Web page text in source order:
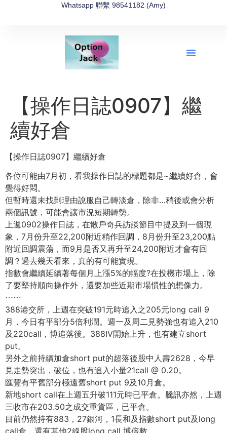
Whatsapp 聯繫 98541182 (Amy)
【操作日誌0907】繼
續好倉
【操作日誌0907】繼續好倉
各位可能由7月初，看我操作日誌的標題都是~繼續好倉，會
覺得好悶。
但暫時還未找到理由說服自己轉淡倉，除非…稍後或會分析
兩個訊號，可能會讓市況短期轉勢。
上週0902操作日誌，在散戶奇兵訪談節目中提及到一個現
象，7月份升至22,200附近稍作回調，8月份升至23,200點
附近回調震蕩，而9月是否又再升至24,200附近才會有回
調？過去幾天看來，真的有可能實現。
指數會繼續延續著每個月上漲5%的幅度?在投機市場上，除
了要堅持順向操作外，還要加些近期市場慣性的想像力。
⋯⋯
388港交所，上週在突破191元時追入之205元long call 9
月，今日有平部分5倍利潤。週一及周二見勢強也有追入210
及220call，博追落後。388IV開始上升，也有建立short
put。
另外之前持續加倉short put的超落後股中人壽2628，今早
見走勢突出，破位，也有追入小量21call @ 0.20。
匯豐有平舊部分極遠舊short put 9及10月倉。
新地short call在上週五升破111元時已平倉。騰訊亦然，上週
三收市在203.50之成交重貨區，已平倉。
目前仍然持有883，27銀河，1長和及指數short put及long